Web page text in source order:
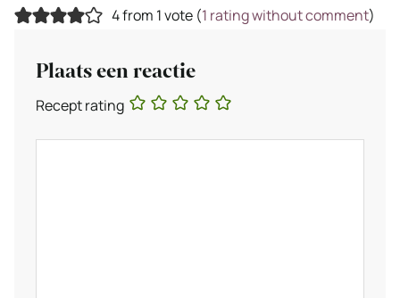
4 from 1 vote (1 rating without comment)
Plaats een reactie
Recept rating